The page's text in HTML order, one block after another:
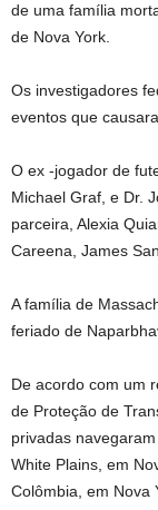
de uma família
de Nova York.
Os investigadores
eventos que
O ex -jogador de
Michael Graf, e Dr.
parceira, Alexia
Careena, James
A família de
feriado de
De acordo com um
de Proteção de
privadas
White Plains, em
Colômbia, em Nova